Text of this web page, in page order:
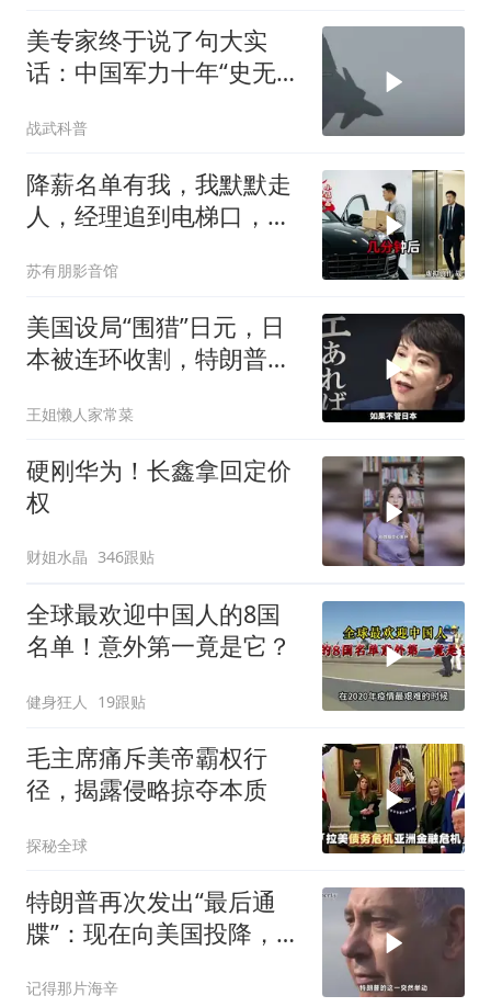
美专家终于说了句大实
话：中国军力十年“史无前
住了
战武科普
降薪名单有我，我默默走
人，经理追到电梯口，见
苏有朋影音馆
美国设局“围猎”日元，日
本被连环收割，特朗普金
王姐懒人家常菜
硬刚华为！长鑫拿回定价
权
财姐水晶 346跟贴
全球最欢迎中国人的8国
名单！意外第一竟是它？
健身狂人 19跟贴
毛主席痛斥美帝霸权行
径，揭露侵略掠夺本质
探秘全球
特朗普再次发出“最后通
牒”：现在向美国投降，是
记得那片海辛